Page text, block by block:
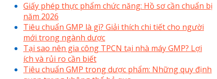
Giấy phép thực phẩm chức năng: Hồ sơ cần chuẩn bị
năm 2026
Tiêu chuẩn GMP là gì? Giải thích chi tiết cho người
mới trong ngành dược
Tại sao nên gia công TPCN tại nhà máy GMP? Lợi
ích và rủi ro cần biết
Tiêu chuẩn GMP trong dược phẩm: Những quy định